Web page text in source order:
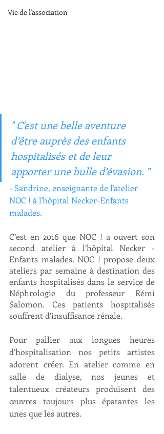
Vie de l'association
" C'est une belle aventure
d’être auprès des enfants
hospitalisés et de leur
apporter une bulle d’évasion. ”
- Sandrine, enseignante de l'atelier
NOC ! à l'hôpital Necker-Enfants
malades.
C’est en 2016 que NOC ! a ouvert son
second atelier à l’hôpital Necker -
Enfants malades. NOC ! propose deux
ateliers par semaine à destination des
enfants hospitalisés dans le service de
Néphrologie du professeur Rémi
Salomon. Ces patients hospitalisés
souffrent d’insuffisance rénale.
Pour pallier aux longues heures
d’hospitalisation nos petits artistes
adorent créer. En atelier comme en
salle de dialyse, nos jeunes et
talentueux créateurs produisent des
œuvres toujours plus épatantes les
unes que les autres.